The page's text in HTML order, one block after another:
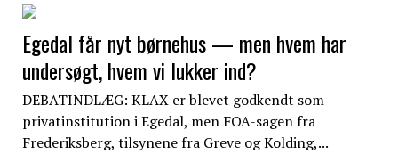
Egedal får nyt børnehus — men hvem har
undersøgt, hvem vi lukker ind?
DEBATINDLÆG: KLAX er blevet godkendt som
privatinstitution i Egedal, men FOA-sagen fra
Frederiksberg, tilsynene fra Greve og Kolding,...